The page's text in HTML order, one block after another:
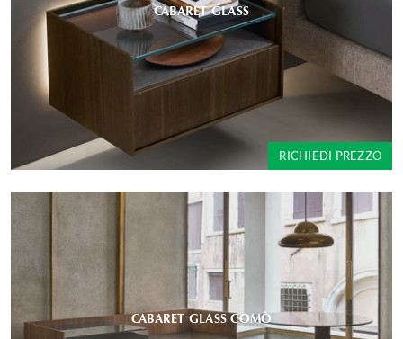
CABARET GLASS
RICHIEDI PREZZO
CABARET GLASS COMÒ